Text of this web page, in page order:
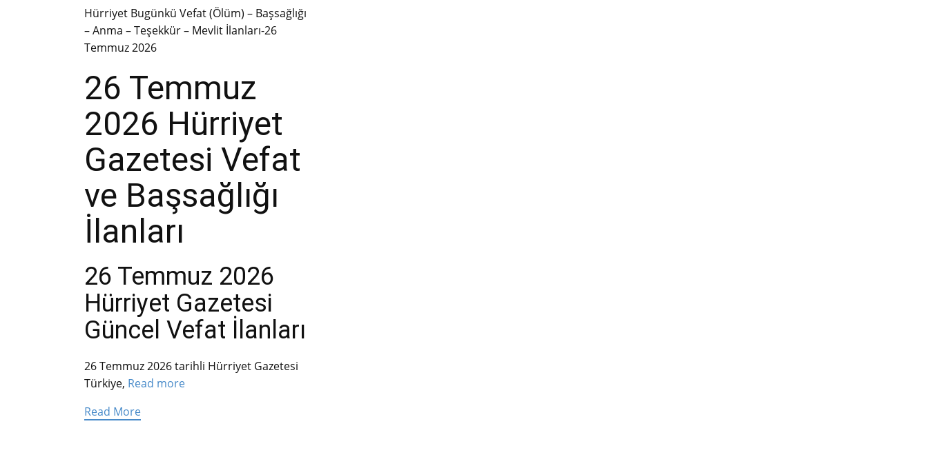
Hürriyet Bugünkü Vefat (Ölüm) – Başsağlığı
– Anma – Teşekkür – Mevlit İlanları-26
Temmuz 2026
26 Temmuz
2026 Hürriyet
Gazetesi Vefat
ve Başsağlığı
İlanları
26 Temmuz 2026
Hürriyet Gazetesi
Güncel Vefat İlanları
26 Temmuz 2026 tarihli Hürriyet Gazetesi
Türkiye, Read more
Read More